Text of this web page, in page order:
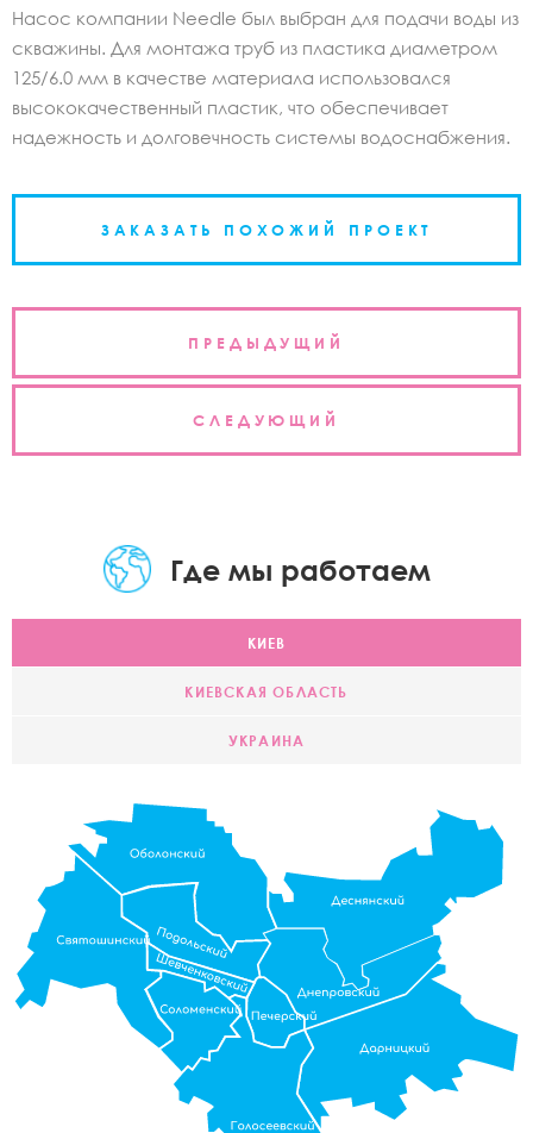
Насос компании Needle был выбран для подачи воды из
скважины. Для монтажа труб из пластика диаметром
125/6.0 мм в качестве материала использовался
высококачественный пластик, что обеспечивает
надежность и долговечность системы водоснабжения.
ЗАКАЗАТЬ ПОХОЖИЙ ПРОЕКТ
Навигация
записям
ПРЕДЫДУЩИЙ
СЛЕДУЮЩИЙ
Где мы работаем
КИЕВ
КИЕВСКАЯ ОБЛАСТЬ
УКРАИНА